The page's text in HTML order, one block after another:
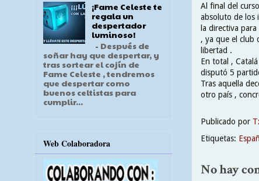
Al final del
absoluto de los
la directiva para
, ya que el club
libertad .
En total ,
disputó 5
Tras aquella
otro país ,
Publicado por
Etiquetas:
No hay
¡Fame Celeste te
regala un
despertador
luminoso!
- Después de
soñar hay que despertar, y
tras sortear el cojín de
Fame Celeste , tendremos
que despertar como
buenos celtistas para
cumplir...
Web Colaboradora